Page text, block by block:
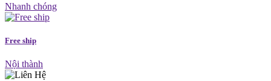
Nhanh chóng
Free ship
Nội thành